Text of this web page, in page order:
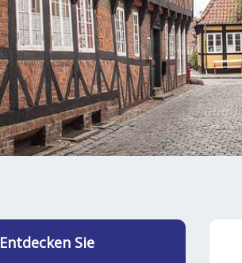
Entdecken Sie